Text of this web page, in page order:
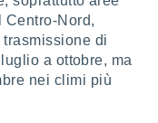
Centro-Nord,
di
a ottobre, ma
nei climi più